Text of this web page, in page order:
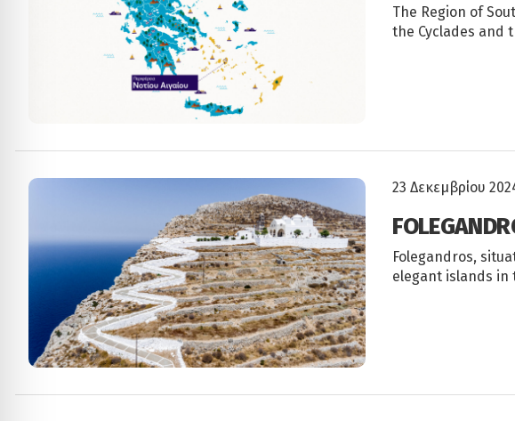
The Region of
the Cyclades and
23 Δεκεμβρίου
Folegandros,
elegant islands in